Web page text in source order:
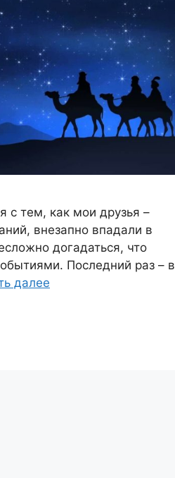
с тем, как мои друзья –
внезапно впадали в
догадаться, что
Последний раз – в
далее